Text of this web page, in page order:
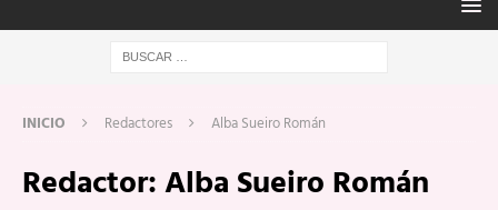
INICIO Redactores Alba Sueiro Román
Redactor:Alba Sueiro Román